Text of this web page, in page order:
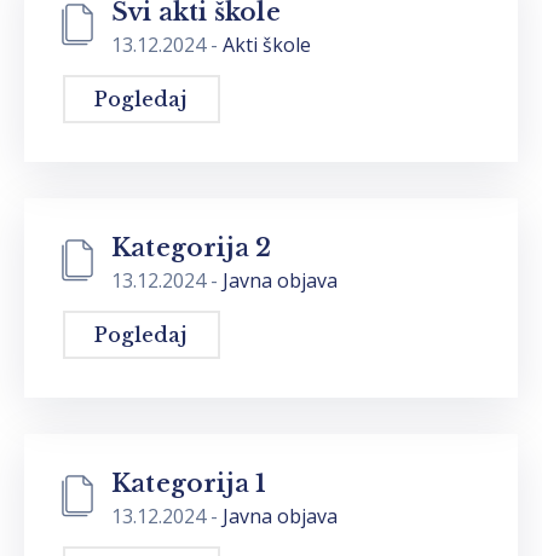
Svi akti škole
13.12.2024- Akti škole
Pogledaj
Kategorija 2
13.12.2024- Javna objava
Pogledaj
Kategorija 1
13.12.2024- Javna objava